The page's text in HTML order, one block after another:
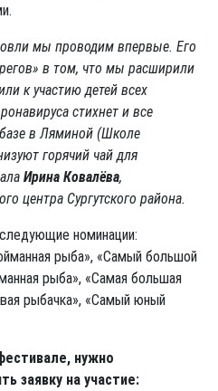
мы проводим впервые. Его
в том, что мы расширили
к участию детей всех
стихнет и все
в Ляминой (Школе
горячий чай для
Ирина Ковалёва,
центра Сургутского района.
номинации:
рыба», «Самый большой
рыба», «Самая большая
рыбачка», «Самый юный
нужно
заявку на участие: